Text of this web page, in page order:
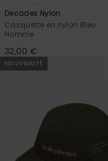
Decades Nylon
Casquette en nylon Bleu
Homme
32,00 €
NOUVEAUTÉ